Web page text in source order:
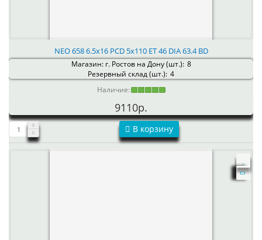
NEO 658 6.5x16 PCD 5x110 ET 46 DIA 63.4 BD
Магазин: г. Ростов на Дону (шт.): 8
Резервный склад (шт.): 4
Наличие:
9110р.
В корзину